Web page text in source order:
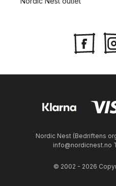
Nordic Nest (Bedriftens
info@nordicnest.no
© 2002 - 2026